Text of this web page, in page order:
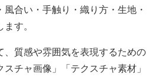
合い・手触り・織り方・生地・
す。
、質感や雰囲気を表現するための
チャ画像」「テクスチャ素材」